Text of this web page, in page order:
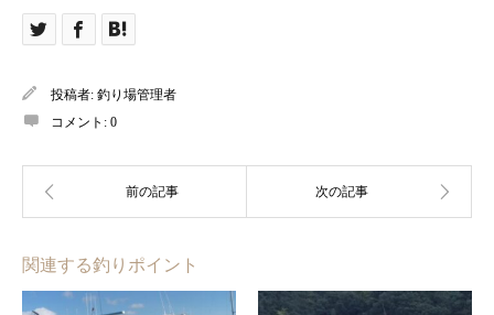
投稿者: 釣り場管理者
コメント: 0
関連する釣りポイント